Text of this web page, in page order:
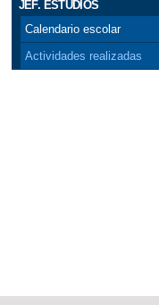
JEF. ESTUDIOS
Calendario escolar
Actividades realizadas